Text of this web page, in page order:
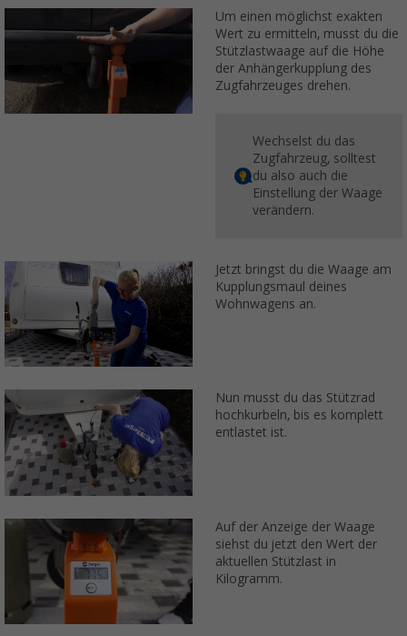
Um einen möglichst exakten
Wert zu ermitteln, musst du die
Stützlastwaage auf die Höhe
der Anhängerkupplung des
Zugfahrzeuges drehen.
Wechselst du das
Zugfahrzeug, solltest
du also auch die
Einstellung der Waage
verändern.
Jetzt bringst du die Waage am
Kupplungsmaul deines
Wohnwagens an.
Nun musst du das Stützrad
hochkurbeln, bis es komplett
entlastet ist.
Auf der Anzeige der Waage
siehst du jetzt den Wert der
aktuellen Stützlast in
Kilogramm.